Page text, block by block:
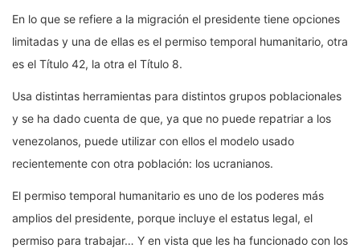
En lo que se refiere a la migración el presidente tiene opciones
limitadas y una de ellas es el permiso temporal humanitario, otra
es el Título 42, la otra el Título 8.
Usa distintas herramientas para distintos grupos poblacionales
y se ha dado cuenta de que, ya que no puede repatriar a los
venezolanos, puede utilizar con ellos el modelo usado
recientemente con otra población: los ucranianos.
El permiso temporal humanitario es uno de los poderes más
amplios del presidente, porque incluye el estatus legal, el
permiso para trabajar… Y en vista que les ha funcionado con los